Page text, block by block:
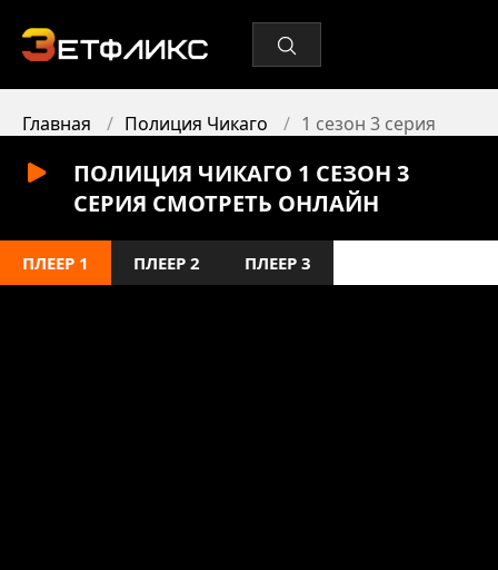
Главная Полиция Чикаго 1 сезон 3 серия
ПОЛИЦИЯ ЧИКАГО 1 СЕЗОН 3
СЕРИЯ СМОТРЕТЬ ОНЛАЙН
ПЛЕЕР 1 ПЛЕЕР 2 ПЛЕЕР 3